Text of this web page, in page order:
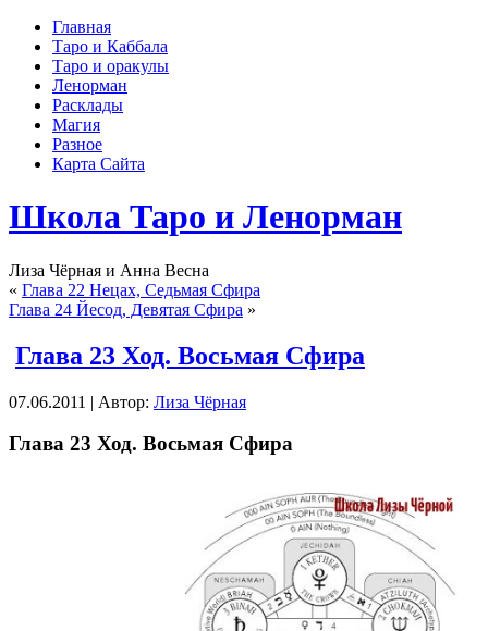
Главная
Таро и Каббала
Таро и оракулы
Ленорман
Расклады
Магия
Разное
Карта Сайта
Школа Таро и Ленорман
Лиза Чёрная и Анна Весна
« Глава 22 Нецах, Седьмая Сфира
Глава 24 Йесод, Девятая Сфира »
Глава 23 Ход. Восьмая Сфира
07.06.2011 | Автор: Лиза Чёрная
Глава 23 Ход. Восьмая Сфира